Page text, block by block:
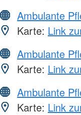
Ambulante
Karte: Link
Ambulante
Karte: Link
Ambulante
Karte: Link